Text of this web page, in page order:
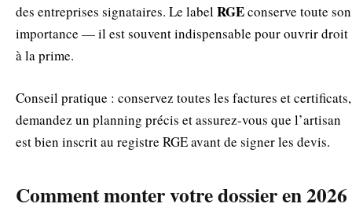
des entreprises signataires. Le labelRGEconserve toute son
importance — il est souvent indispensable pour ouvrir droit
à la prime.
Conseil pratique : conservez toutes les factures et certificats,
demandez un planning précis et assurez-vous que l’artisan
est bien inscrit au registre RGE avant de signer les devis.
Comment monter votre dossier en 2026